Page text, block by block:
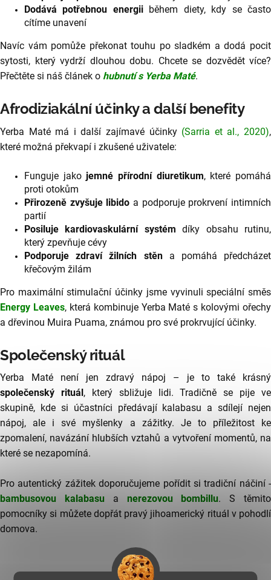
Dodává potřebnou energiiběhem diety, kdy se často
cítíme unavení
Navíc vám pomůže překonat touhu po sladkém a dodá pocit
sytosti, který vydrží dlouhou dobu. Chcete se dozvědět více?
Přečtěte si náš článek o hubnutí s Yerba Maté.
Afrodiziakální účinky a další benefity
Yerba Maté má i další zajímavé účinky (Sarria et al., 2020),
které možná překvapí i zkušené uživatele:
Funguje jakojemné přírodní diuretikum, které pomáhá
proti otokům
Přirozeně zvyšuje libido a podporuje prokrvení intimních
partií
Posiluje kardiovaskulární systém díky obsahu rutinu,
který zpevňuje cévy
Podporuje zdraví žilních stěna pomáhá předcházet
křečovým žilám
Pro maximální stimulační účinky jsme vyvinuli speciální směs
Energy Leaves, která kombinuje Yerba Maté s kolovými ořechy
a dřevinou Muira Puama, známou pro své prokrvující účinky.
Společenský rituál
Yerba Maté není jen zdravý nápoj – je to také krásný
společenský rituál , který sbližuje lidi. Tradičně se pije ve
skupině, kde si účastníci předávají kalabasu a sdílejí nejen
nápoj, ale i své myšlenky a zážitky. Je to příležitost ke
zpomalení, navázání hlubších vztahů a vytvoření momentů, na
které se nezapomíná.
Pro autentický zážitek doporučujeme pořídit si tradiční náčiní -
bambusovou kalabasua nerezovou bombillu. S těmito
pomocníky si můžete dopřát pravý jihoamerický rituál v pohodlí
domova.